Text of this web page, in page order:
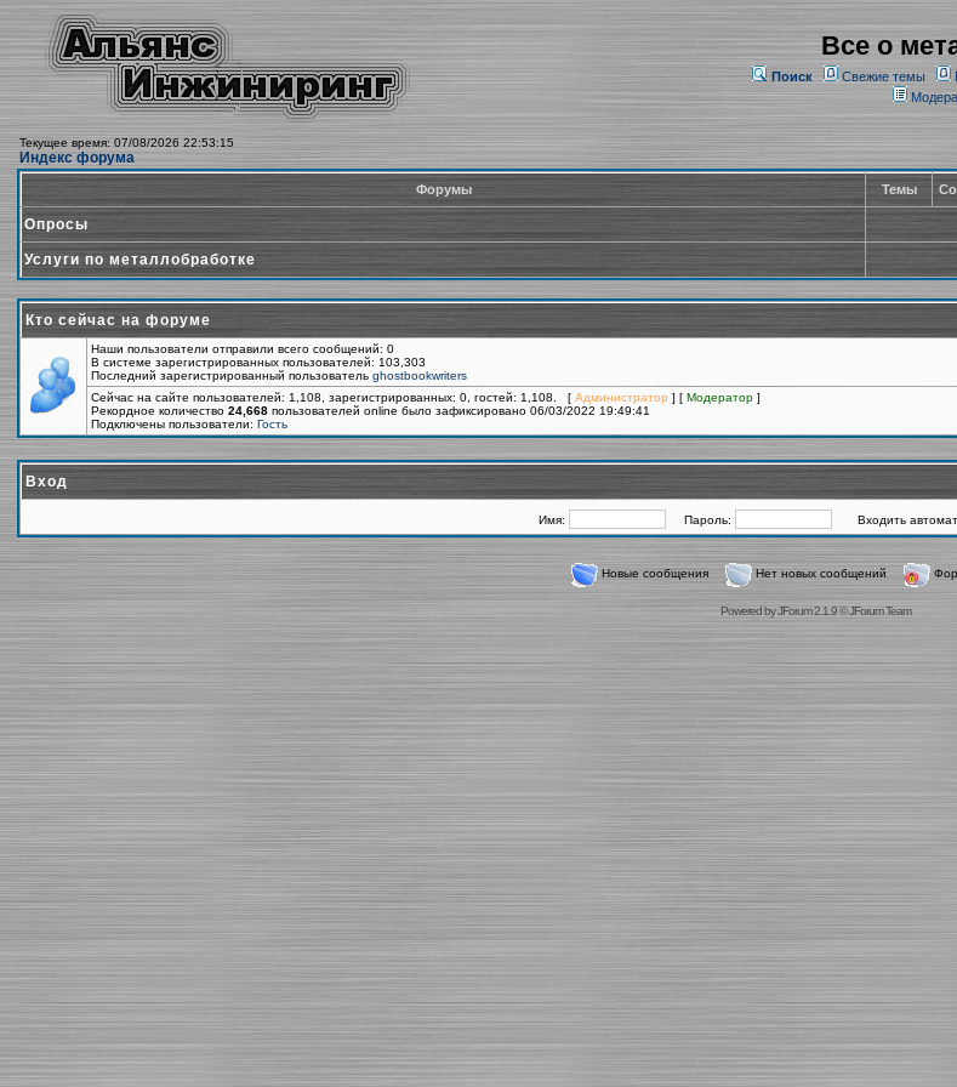
Все о
Поиск Свежие темы
Текущее время: 07/08/2026 22:53:15
Индекс форума
Форумы Темы
Опросы
Услуги по металлобработке
Кто сейчас на форуме
Наши пользователи отправили всего сообщений: 0
В системе зарегистрированных пользователей: 103,303
Последний зарегистрированный пользователь ghostbookwriters
Сейчас на сайте пользователей: 1,108, зарегистрированных: 0, гостей: 1,108. [ Администратор ] [ Модератор ]
Рекордное количество 24,668 пользователей online было зафиксировано 06/03/2022 19:49:41
Подключены пользователи: Гость
Вход
Имя: Пароль: Входить
Новые сообщения Нет новых сообщений
Powered byJForum 2.1.9©JForum Team